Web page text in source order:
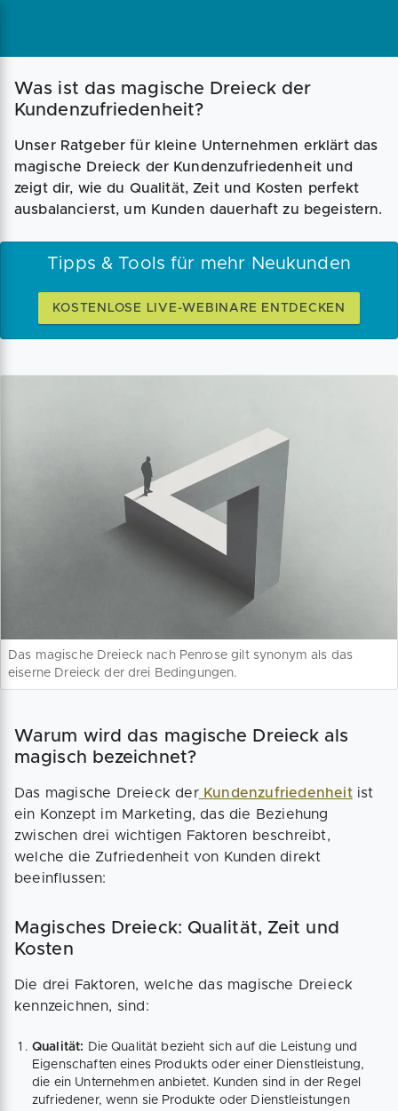
Was ist das magische Dreieck der
Kundenzufriedenheit?
Unser Ratgeber für kleine Unternehmen erklärt das
magische Dreieck der Kundenzufriedenheit und
zeigt dir, wie du Qualität, Zeit und Kosten perfekt
ausbalancierst, um Kunden dauerhaft zu begeistern.
Tipps & Tools für mehr Neukunden
KOSTENLOSE LIVE-WEBINARE ENTDECKEN
Das magische Dreieck nach Penrose gilt synonym als das
eiserne Dreieck der drei Bedingungen.
Warum wird das magische Dreieck als
magisch bezeichnet?
Das magische Dreieck derKundenzufriedenheitist
ein Konzept im Marketing, das die Beziehung
zwischen drei wichtigen Faktoren beschreibt,
welche die Zufriedenheit von Kunden direkt
beeinflussen:
Magisches Dreieck: Qualität, Zeit und
Kosten
Die drei Faktoren, welche das magische Dreieck
kennzeichnen, sind:
Qualität: Die Qualität bezieht sich auf die Leistung und
Eigenschaften eines Produkts oder einer Dienstleistung,
die ein Unternehmen anbietet. Kunden sind in der Regel
zufriedener, wenn sie Produkte oder Dienstleistungen